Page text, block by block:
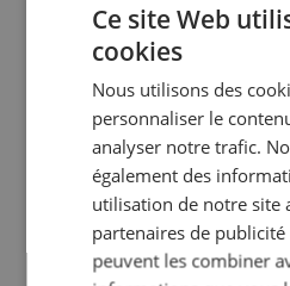
Ce site Web
cookies
Nous utilisons des
personnaliser le
analyser notre trafic.
également des
utilisation de notre site
partenaires de
peuvent les combiner